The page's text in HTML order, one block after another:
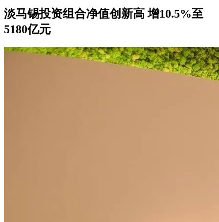
淡马锡投资组合净值创新高 增10.5%至
5180亿元